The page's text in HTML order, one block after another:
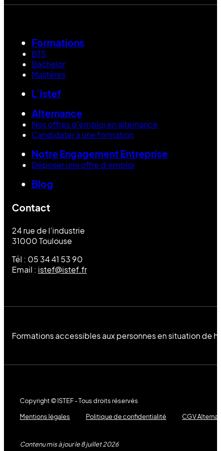
Formations
BTS
Bachelor
Mastères
L’istef
Alternance
Nos offres d’emploi en alternance
Candidater à une formation
Notre Engagement Entreprise
Déposer une offre d’emploi
Blog
Contact
24 rue de l’industrie
31000 Toulouse
Tél : 05 34 41 53 90
Email : istef@istef.fr
Formations accessibles aux personnes en situation de
Copyright © ISTEF - Tous droits réservés
Mentions légales
Politique de confidentialité CGV
Contenu mis à jour le 8 juillet 2026